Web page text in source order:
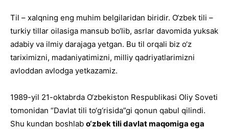
Til – xalqning eng muhim belgilaridan biridir. O‘zbek tili –
turkiy tillar oilasiga mansub bo‘lib, asrlar davomida yuksak
adabiy va ilmiy darajaga yetgan. Bu til orqali biz o‘z
tariximizni, madaniyatimizni, milliy qadriyatlarimizni
avloddan avlodga yetkazamiz.
1989-yil 21-oktabrda O‘zbekiston Respublikasi Oliy Soveti
tomonidan “Davlat tili to‘g‘risida”gi qonun qabul qilindi.
Shu kundan boshlab o‘zbek tili davlat maqomiga ega